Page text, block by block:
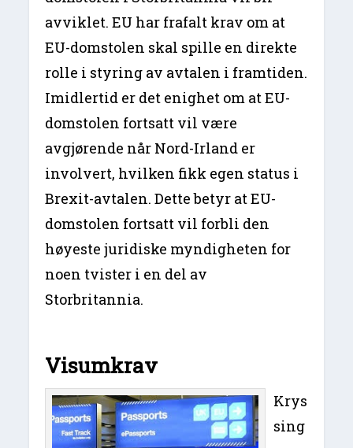
avviklet. EU har frafalt krav om at
EU-domstolen skal spille en direkte
rolle i styring av avtalen i framtiden.
Imidlertid er det enighet om at EU-
domstolen fortsatt vil være
avgjørende når Nord-Irland er
involvert, hvilken fikk egen status i
Brexit-avtalen. Dette betyr at EU-
domstolen fortsatt vil forbli den
høyeste juridiske myndigheten for
noen tvister i en del av
Storbritannia.
Visumkrav
Krys
sing